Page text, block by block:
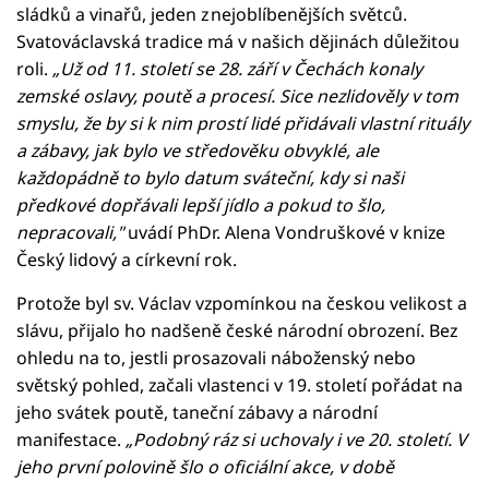
sládků a vinařů, jeden z nejoblíbenějších světců.
Svatováclavská tradice má v našich dějinách důležitou
roli. „Už od 11. století se 28. září v Čechách konaly
zemské oslavy, poutě a procesí. Sice nezlidověly v tom
smyslu, že by si k nim prostí lidé přidávali vlastní rituály
a zábavy, jak bylo ve středověku obvyklé, ale
každopádně to bylo datum sváteční, kdy si naši
předkové dopřávali lepší jídlo a pokud to šlo,
nepracovali,"uvádí PhDr. Alena Vondruškové v knize
Český lidový a církevní rok.
Protože byl sv. Václav vzpomínkou na českou velikost a
slávu, přijalo ho nadšeně české národní obrození. Bez
ohledu na to, jestli prosazovali náboženský nebo
světský pohled, začali vlastenci v 19. století pořádat na
jeho svátek poutě, taneční zábavy a národní
manifestace. „Podobný ráz si uchovaly i ve 20. století. V
jeho první polovině šlo o oficiální akce, v době